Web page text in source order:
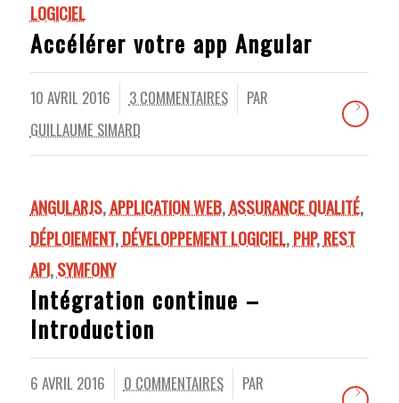
LOGICIEL
Accélérer votre app Angular
10 AVRIL 2016 3 COMMENTAIRES
/
PAR
GUILLAUME SIMARD
ANGULARJS,APPLICATION WEB,ASSURANCE QUALITÉ,
DÉPLOIEMENT,DÉVELOPPEMENT LOGICIEL,PHP,REST
API,SYMFONY
Intégration continue –
Introduction
6 AVRIL 2016 0 COMMENTAIRES
/
PAR